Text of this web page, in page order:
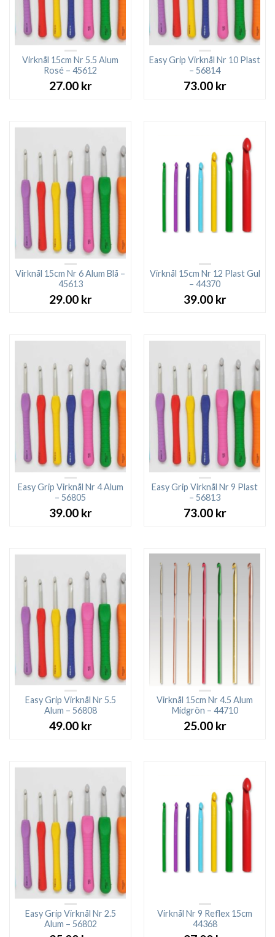
Virknål 15cm Nr 5.5 Alum
Rosé – 45612
27.00 kr
Easy Grip Virknål Nr 10 Plast
– 56814
73.00 kr
Virknål 15cm Nr 6 Alum Blå –
45613
29.00 kr
Virknål 15cm Nr 12 Plast Gul
– 44370
39.00 kr
Easy Grip Virknål Nr 4 Alum
– 56805
39.00 kr
Easy Grip Virknål Nr 9 Plast
– 56813
73.00 kr
Easy Grip Virknål Nr 5.5
Alum – 56808
49.00 kr
Virknål 15cm Nr 4.5 Alum
Midgrön – 44710
25.00 kr
Easy Grip Virknål Nr 2.5
Alum – 56802
Virknål Nr 9 Reflex 15cm
44368